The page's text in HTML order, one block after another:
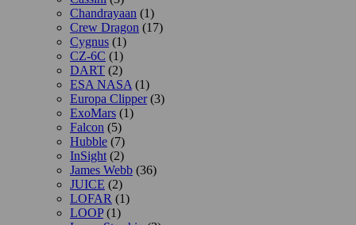
Chandrayaan (1)
Crew Dragon (17)
Cygnus (1)
CZ-6C (1)
DART (2)
ESA NASA (1)
Europa Clipper(3)
ExoMars (1)
Falcon (5)
Hubble (7)
InSight (2)
James Webb (36)
JUICE (2)
LOFAR (1)
LOOP(1)